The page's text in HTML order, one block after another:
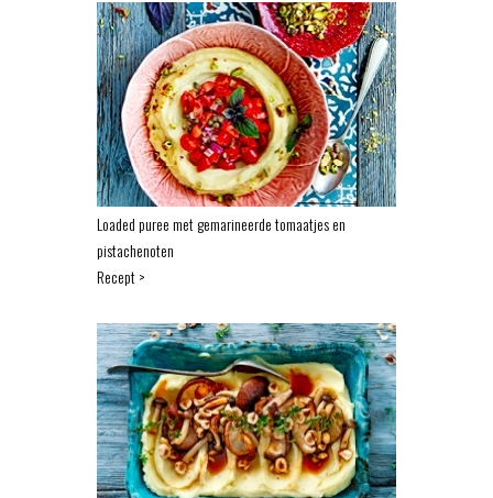
Loaded puree met gemarineerde tomaatjes en
pistachenoten
Recept >